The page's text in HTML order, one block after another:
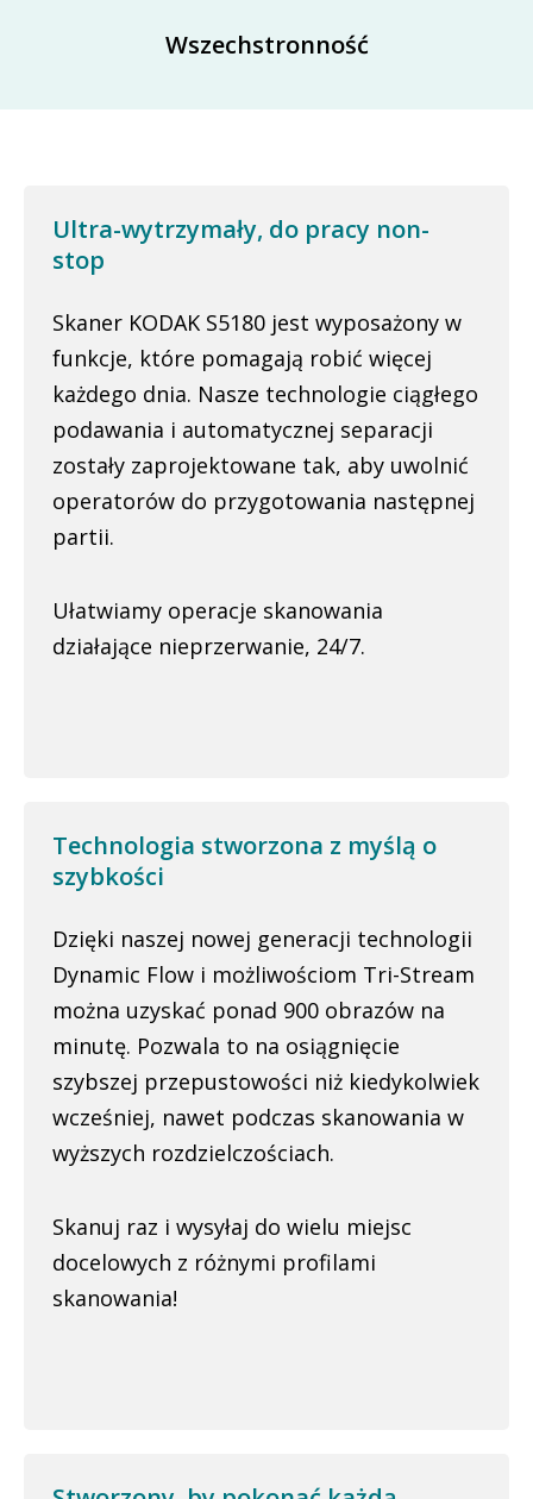
Wszechstronność
Ultra-wytrzymały, do pracy non-
stop
Skaner KODAK S5180 jest wyposażony w
funkcje, które pomagają robić więcej
każdego dnia. Nasze technologie ciągłego
podawania i automatycznej separacji
zostały zaprojektowane tak, aby uwolnić
operatorów do przygotowania następnej
partii.
Ułatwiamy operacje skanowania
działające nieprzerwanie, 24/7.
Technologia stworzona z myślą o
szybkości
Dzięki naszej nowej generacji technologii
Dynamic Flow i możliwościom Tri-Stream
można uzyskać ponad 900 obrazów na
minutę. Pozwala to na osiągnięcie
szybszej przepustowości niż kiedykolwiek
wcześniej, nawet podczas skanowania w
wyższych rozdzielczościach.
Skanuj raz i wysyłaj do wielu miejsc
docelowych z różnymi profilami
skanowania!